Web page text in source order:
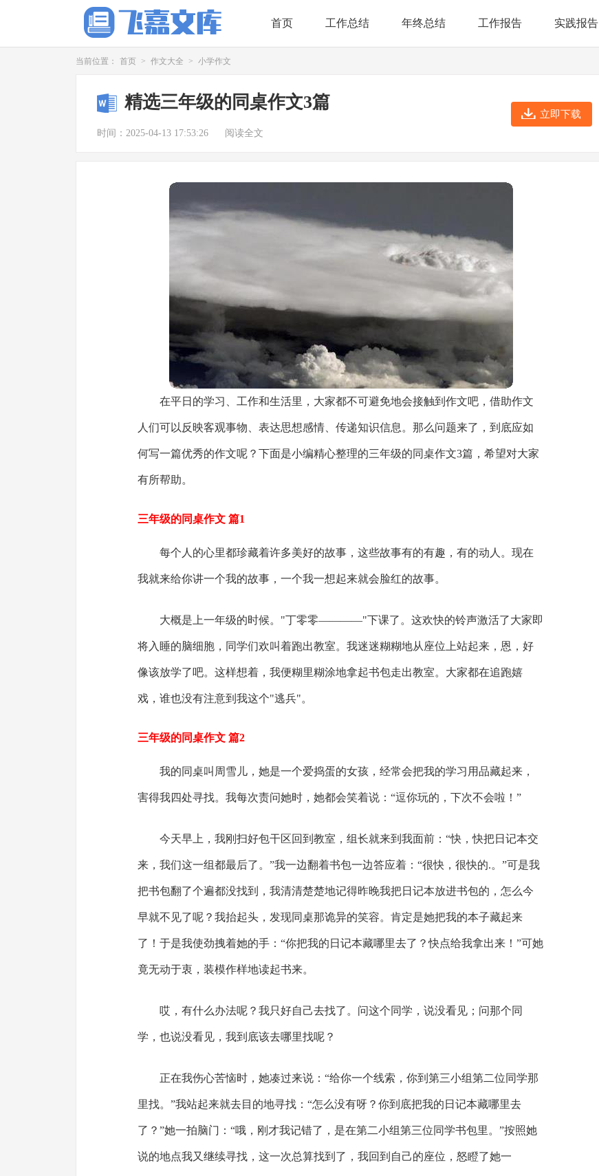
首页 工作总结 年终总结 工作报告 实践报告
当前位置： 首页 > 作文大全 > 小学作文
精选三年级的同桌作文3篇
时间：2025-04-13 17:53:26 阅读全文
立即下载
在平日的学习、工作和生活里，大家都不可避免地会接触到作文吧，借助作文
人们可以反映客观事物、表达思想感情、传递知识信息。那么问题来了，到底应如
何写一篇优秀的作文呢？下面是小编精心整理的三年级的同桌作文3篇，希望对大家
有所帮助。
三年级的同桌作文 篇1
每个人的心里都珍藏着许多美好的故事，这些故事有的有趣，有的动人。现在
我就来给你讲一个我的故事，一个我一想起来就会脸红的故事。
大概是上一年级的时候。"丁零零————"下课了。这欢快的铃声激活了大家即
将入睡的脑细胞，同学们欢叫着跑出教室。我迷迷糊糊地从座位上站起来，恩，好
像该放学了吧。这样想着，我便糊里糊涂地拿起书包走出教室。大家都在追跑嬉
戏，谁也没有注意到我这个"逃兵"。
三年级的同桌作文 篇2
我的同桌叫周雪儿，她是一个爱捣蛋的女孩，经常会把我的学习用品藏起来，
害得我四处寻找。我每次责问她时，她都会笑着说：“逗你玩的，下次不会啦！”
今天早上，我刚扫好包干区回到教室，组长就来到我面前：“快，快把日记本交
来，我们这一组都最后了。”我一边翻着书包一边答应着：“很快，很快的.。”可是我
把书包翻了个遍都没找到，我清清楚楚地记得昨晚我把日记本放进书包的，怎么今
早就不见了呢？我抬起头，发现同桌那诡异的笑容。肯定是她把我的本子藏起来
了！于是我使劲拽着她的手：“你把我的日记本藏哪里去了？快点给我拿出来！”可她
竟无动于衷，装模作样地读起书来。
哎，有什么办法呢？我只好自己去找了。问这个同学，说没看见；问那个同
学，也说没看见，我到底该去哪里找呢？
正在我伤心苦恼时，她凑过来说：“给你一个线索，你到第三小组第二位同学那
里找。”我站起来就去目的地寻找：“怎么没有呀？你到底把我的日记本藏哪里去
了？”她一拍脑门：“哦，刚才我记错了，是在第二小组第三位同学书包里。”按照她
说的地点我又继续寻找，这一次总算找到了，我回到自己的座位，怒瞪了她一